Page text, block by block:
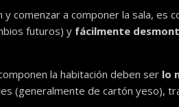
comenzar a componer la sala, es
futuros) y fácilmente
la habitación deben ser lo
(generalmente de cartón yeso),